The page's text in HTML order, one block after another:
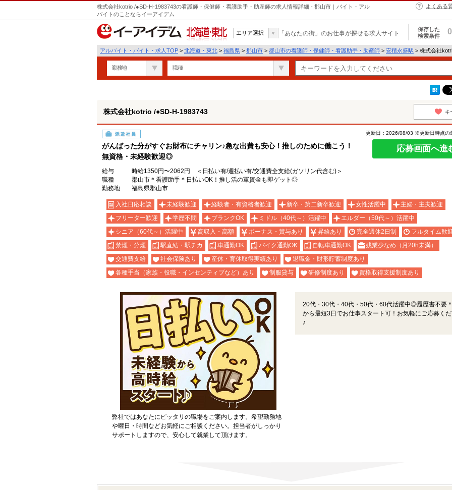
株式会社kotrio /●SD-H-1983743の看護師・保健師・看護助手・助産師の求人情報詳細 - 郡山市｜バイト・アル
バイトのことならイーアイデム
よくある
北海道・東北
エリア選択 「あなたの街」のお仕事が探せる求人サイト
保存した
検索条件
0
アルバイト・バイト・求人TOP > 北海道・東北 > 福島県 > 郡山市 > 郡山市の看護師・保健師・看護助手・助産師 > 安積永盛駅 > 株式会社
勤務地 職種
株式会社kotrio /●SD-H-1983743 キ
派遣社員
がんばった分がすぐお財布にチャリン♪急な出費も安心！推しのために働こう！
無資格・未経験歓迎◎
更新日：2026/08/03 ※更新日時点の
応募画面へ進
給与
時給1350円〜2062円 ＜日払い有/週払い有/交通費全支給(ガソリン代含む)＞
職種
郡山市＊看護助手＊日払いOK！推し活の軍資金も即ゲット◎
勤務地
福島県郡山市
入社日応相談 未経験歓迎 経験者・有資格者歓迎 新卒・第二新卒歓迎 女性活躍中
主婦・主夫歓迎
フリーター歓迎
学歴不問 ブランクOK ミドル（40代～）活躍中
エルダー（50代～）活躍中
シニア（60代～）活躍中
高収入・高額 ボーナス・賞与あり 昇給あり 完全週休2日制
フルタイム歓
禁煙・分煙
駅直結・駅チカ 車通勤OK バイク通勤OK 自転車通勤OK
残業少なめ（月20h未満）
交通費支給
社会保険あり 産休・育休取得実績あり
退職金・財形貯蓄制度あり
各種手当（家族・役職・インセンティブなど）あり
制服貸与 研修制度あり 資格取得支援制度あり
弊社ではあなたにピッタリの職場をご案内します。希望勤務地
や曜日・時間などお気軽にご相談ください。担当者がしっかり
サポートしますので、安心して就業して頂けます。
20代・30代・40代・50代・60代活躍中◎履歴書不要
から最短3日でお仕事スタート可！お気軽にご応募く
♪